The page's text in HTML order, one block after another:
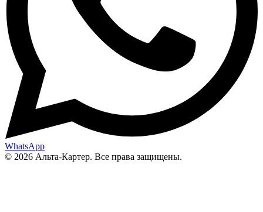
WhatsApp
© 2026 Альта-Картер. Все права защищены.